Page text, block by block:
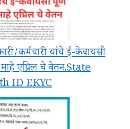
कर्मचारी यांचे ई-केवायसी
एप्रिल चे वेतन.State
ID EKYC